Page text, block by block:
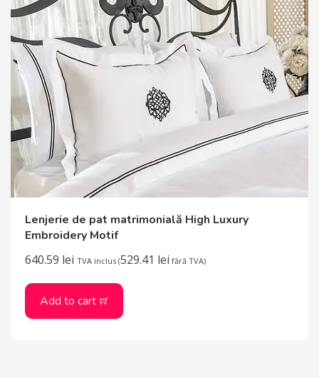
Lenjerie de pat matrimonială High Luxury
Embroidery Motif
640.59 lei TVA inclus (529.41 lei fără TVA)
Add to cart